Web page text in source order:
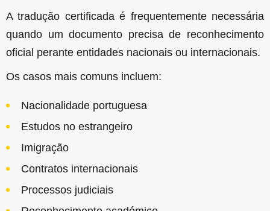
A tradução certificada é frequentemente necessária
quando um documento precisa de reconhecimento
oficial perante entidades nacionais ou internacionais.
Os casos mais comuns incluem:
Nacionalidade portuguesa
Estudos no estrangeiro
Imigração
Contratos internacionais
Processos judiciais